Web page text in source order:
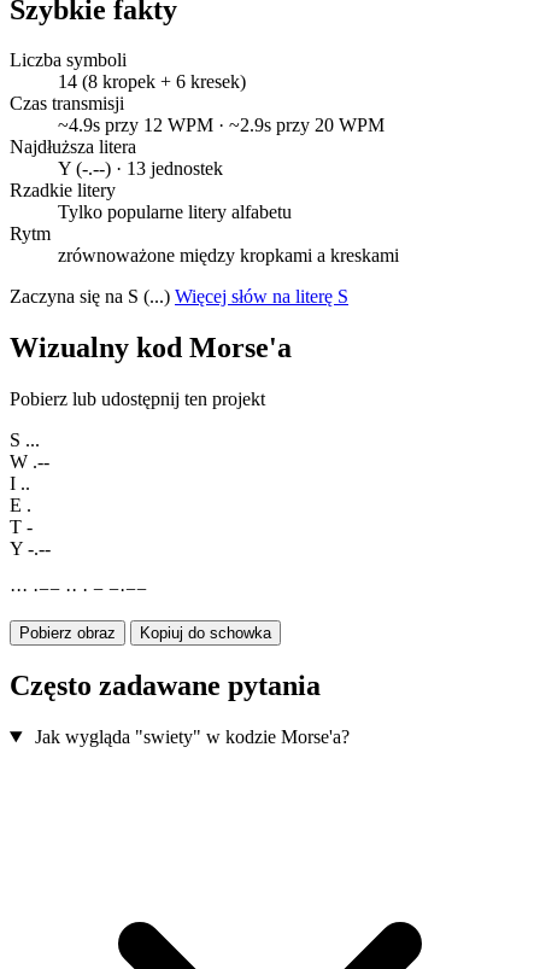
Szybkie fakty
Liczba symboli
14 (8 kropek + 6 kresek)
Czas transmisji
~4.9s przy 12 WPM · ~2.9s przy 20 WPM
Najdłuższa litera
Y (-.--) · 13 jednostek
Rzadkie litery
Tylko popularne litery alfabetu
Rytm
zrównoważone między kropkami a kreskami
Zaczyna się na S (...) Więcej słów na literę S
Wizualny kod Morse'a
Pobierz lub udostępnij ten projekt
S ...
W .--
I ..
E .
T -
Y -.--
··· ·−− ·· · − −·−−
Pobierz obraz Kopiuj do schowka
Często zadawane pytania
Jak wygląda "swiety" w kodzie Morse'a?